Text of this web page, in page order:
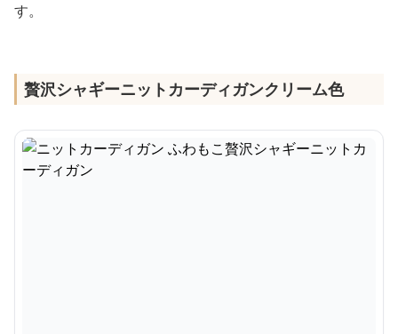
す。
贅沢シャギーニットカーディガンクリーム色